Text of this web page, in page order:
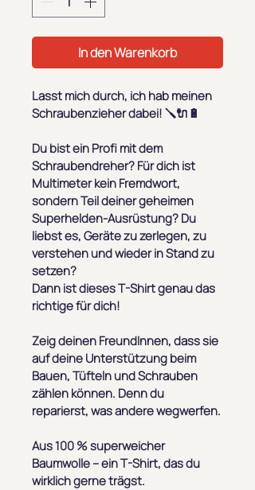
In den Warenkorb
Lasst mich durch, ich hab meinen
Schraubenzieher dabei! 🪛🔌🔋
Du bist ein Profi mit dem
Schraubendreher? Für dich ist
Multimeter kein Fremdwort,
sondern Teil deiner geheimen
Superhelden-Ausrüstung? Du
liebst es, Geräte zu zerlegen, zu
verstehen und wieder in Stand zu
setzen?
Dann ist dieses T-Shirt genau das
richtige für dich!
Zeig deinen FreundInnen, dass sie
auf deine Unterstützung beim
Bauen, Tüfteln und Schrauben
zählen können. Denn du
reparierst, was andere wegwerfen.
Aus 100 % superweicher
Baumwolle – ein T-Shirt, das du
wirklich gerne trägst.